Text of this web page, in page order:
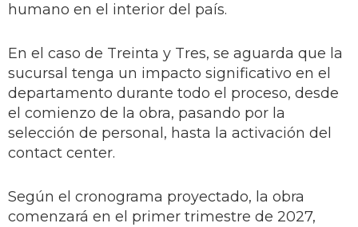
humano en el interior del país.
En el caso de Treinta y Tres, se aguarda que la
sucursal tenga un impacto significativo en el
departamento durante todo el proceso, desde
el comienzo de la obra, pasando por la
selección de personal, hasta la activación del
contact center.
Según el cronograma proyectado, la obra
comenzará en el primer trimestre de 2027,